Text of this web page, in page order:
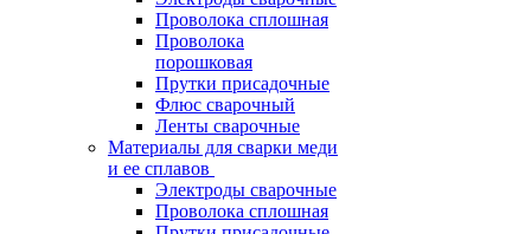
Проволока сплошная
Проволока
порошковая
Прутки присадочные
Флюс сварочный
Ленты сварочные
Материалы для сварки меди
и ее сплавов
Электроды сварочные
Проволока сплошная